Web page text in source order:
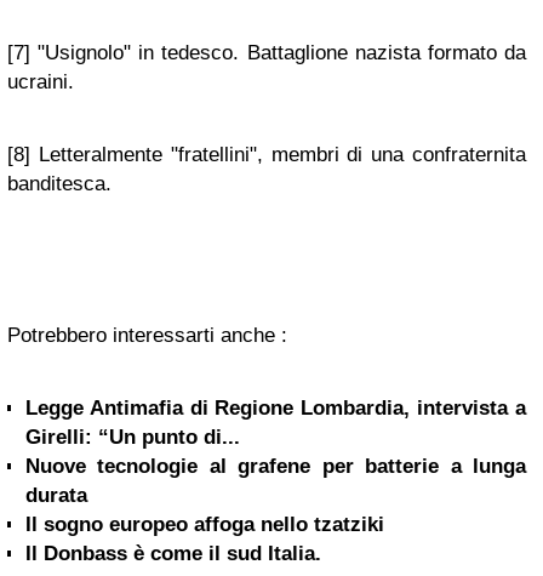
[7] "Usignolo" in tedesco. Battaglione nazista formato da
ucraini.
[8] Letteralmente "fratellini", membri di una confraternita
banditesca.
Potrebbero interessarti anche :
Legge Antimafia di Regione Lombardia, intervista a
Girelli: “Un punto di...
Nuove tecnologie al grafene per batterie a lunga
durata
Il sogno europeo affoga nello tzatziki
Il Donbass è come il sud Italia.